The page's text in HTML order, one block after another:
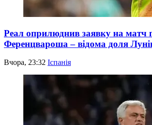
Реал оприлюднив заявку на матч
Ференцвароша – відома доля
Вчора, 23:32 Іспанія